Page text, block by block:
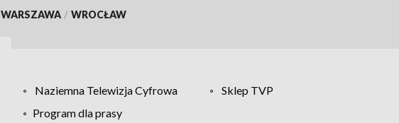
WARSZAWA / WROCŁAW
Naziemna Telewizja Cyfrowa
Sklep TVP
Program dla prasy